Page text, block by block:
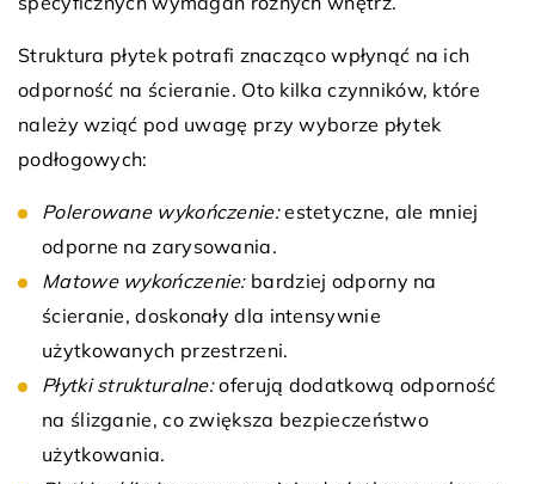
Struktura płytek potrafi znacząco wpłynąć na ich
odporność na ścieranie. Oto kilka czynników, które
należy wziąć pod uwagę przy wyborze płytek
podłogowych:
Polerowane wykończenie:estetyczne, ale mniej
odporne na zarysowania.
Matowe wykończenie:bardziej odporny na
ścieranie, doskonały dla intensywnie
użytkowanych przestrzeni.
Płytki strukturalne:oferują dodatkową odporność
na ślizganie, co zwiększa bezpieczeństwo
użytkowania.